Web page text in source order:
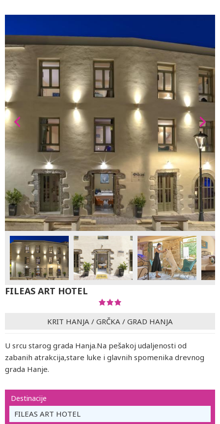
FILEAS ART HOTEL
KRIT HANJA / GRČKA / GRAD HANJA
U srcu starog grada Hanja.Na pešakoj udaljenosti od
zabanih atrakcija,stare luke i glavnih spomenika drevnog
grada Hanje.
Destinacije
FILEAS ART HOTEL